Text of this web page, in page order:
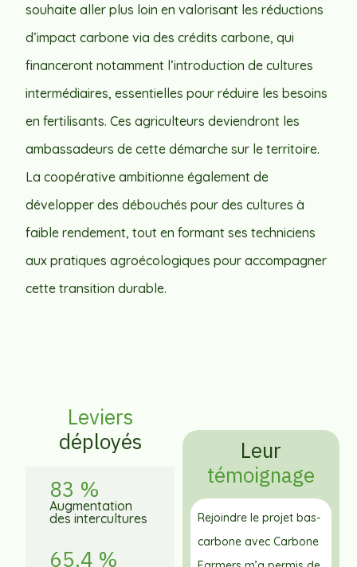
souhaite aller plus loin en valorisant les réductions
d’impact carbone via des crédits carbone, qui
financeront notamment l’introduction de cultures
intermédiaires, essentielles pour réduire les besoins
en fertilisants. Ces agriculteurs deviendront les
ambassadeurs de cette démarche sur le territoire.
La coopérative ambitionne également de
développer des débouchés pour des cultures à
faible rendement, tout en formant ses techniciens
aux pratiques agroécologiques pour accompagner
cette transition durable.
Leviers
déployés
83 %
Augmentation
des intercultures
65.4 %
Leur
témoignage
Rejoindre le projet bas-
carbone avec Carbone